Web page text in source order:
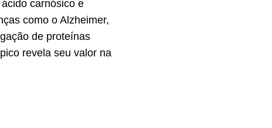
carnósico e
como o Alzheimer,
de proteínas
revela seu valor na